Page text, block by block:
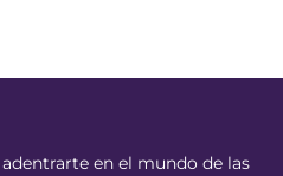
en el mundo de las